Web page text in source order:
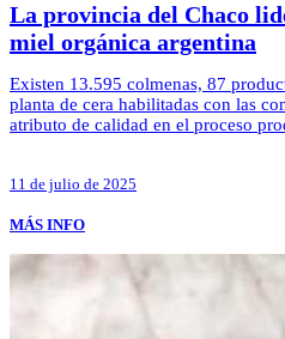
La provincia del Chaco
miel orgánica argentina
Existen 13.595 colmenas, 87
planta de cera habilitadas con las
atributo de calidad en el proceso
11 de julio de 2025
MÁS INFO